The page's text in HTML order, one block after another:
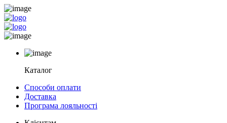
Каталог
Способи оплати
Доставка
Програма лояльності